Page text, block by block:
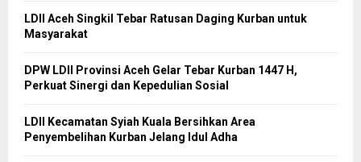
LDII Aceh Singkil Tebar Ratusan Daging Kurban untuk
Masyarakat
DPW LDII Provinsi Aceh Gelar Tebar Kurban 1447 H,
Perkuat Sinergi dan Kepedulian Sosial
LDII Kecamatan Syiah Kuala Bersihkan Area
Penyembelihan Kurban Jelang Idul Adha